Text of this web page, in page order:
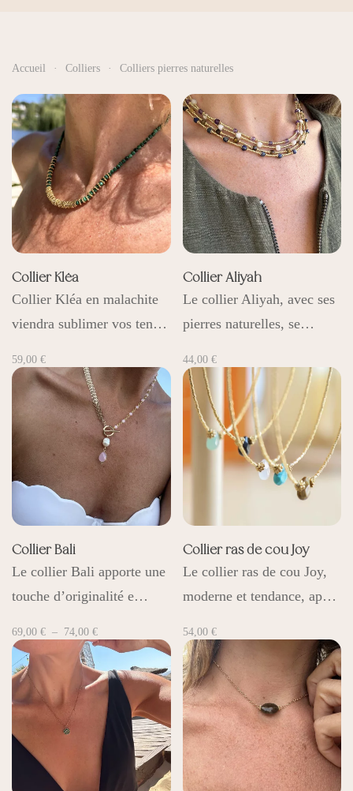
Accueil Colliers Colliers pierres naturelles
Collier Kléa
Collier Kléa en malachite
viendra sublimer vos ten…
59,00 €
Collier Aliyah
Le collier Aliyah, avec ses
pierres naturelles, se…
44,00 €
Collier Bali
Le collier Bali apporte une
touche d’originalité e…
69,00 € – 74,00 €Plage
de
69,00 €
74,00 €
Collier ras de cou Joy
Le collier ras de cou Joy,
moderne et tendance, ap…
54,00 €